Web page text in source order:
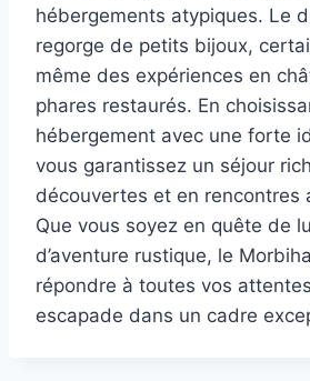
hébergements atypiques. Le
regorge de petits bijoux,
même des expériences en
phares restaurés. En
hébergement avec une forte
vous garantissez un séjour
découvertes et en rencontres
Que vous soyez en quête de
d’aventure rustique, le
répondre à toutes vos
escapade dans un cadre